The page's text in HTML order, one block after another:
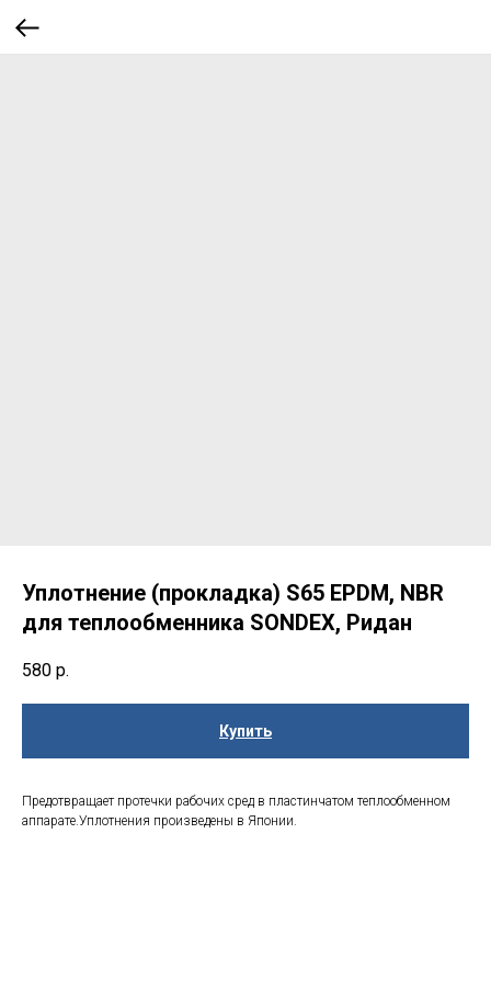
Уплотнение (прокладка) S65 EPDM, NBR
для теплообменника SONDEX, Ридан
580 р.
Купить
Предотвращает протечки рабочих сред в пластинчатом теплообменном
аппарате.Уплотнения произведены в Японии.